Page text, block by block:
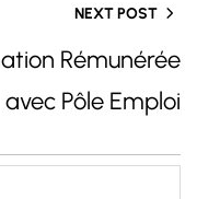
NEXT POST
Rémunérée
avec Pôle Emploi